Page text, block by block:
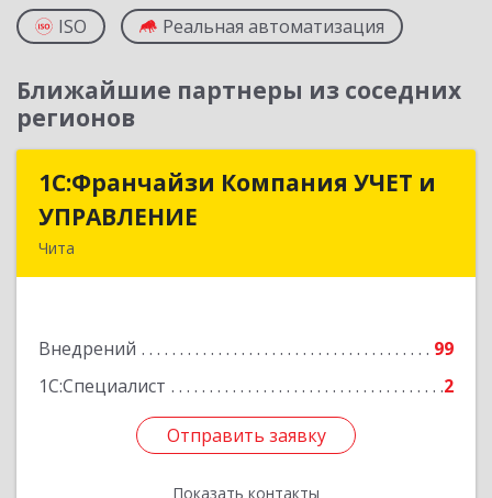
ISO Реальная автоматизация
Ближайшие партнеры из соседних
регионов
1С:Франчайзи Компания УЧЕТ и
УПРАВЛЕНИЕ
Чита
Внедрений
99
1С:Специалист
2
Отправить заявку
Показать контакты
1С:Франчайзи Компания УЧЕТ и
Подробнее
Отправить заявку
Назад